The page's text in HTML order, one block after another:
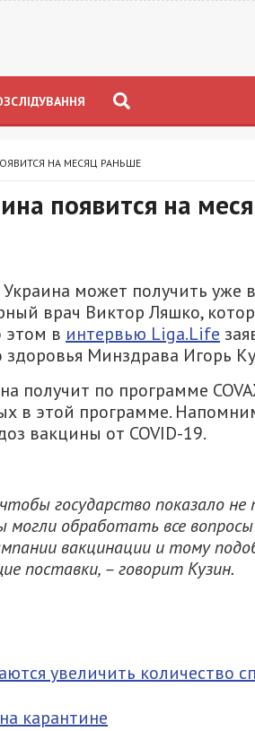
НА МЕСЯЦ РАНЬШЕ
появится на
может получить уже
врач Виктор Ляшко,
этом в интервью Liga.Life
Минздрава Игорь
получит по программе
в этой программе.
вакцины от COVID-19.
государство показало не
обработать все
вакцинации и тому
поставки, – говорит Кузин.
увеличить количество
карантине